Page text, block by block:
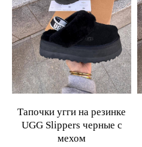
Тапочки угги на резинке
UGG Slippers черные с
мехом